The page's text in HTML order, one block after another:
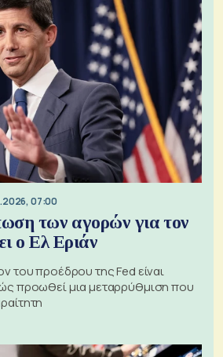
07:00
των αγορών για τον
ο Ελ Εριάν
του προέδρου της Fed είναι
προωθεί μια μεταρρύθμιση που